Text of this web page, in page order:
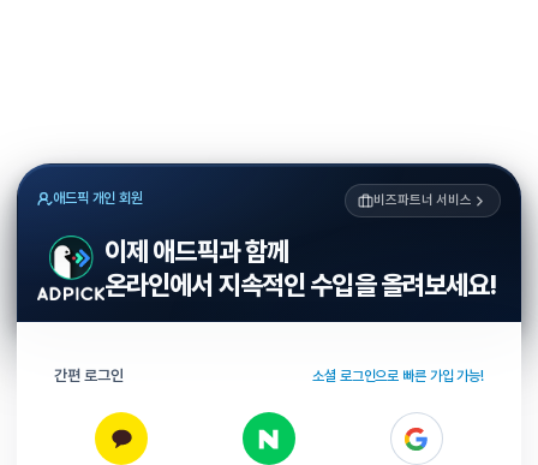
애드픽 개인 회원 비즈파트너 서비스
이제 애드픽과 함께
온라인에서 지속적인 수입을 올려보세요!
간편 로그인 소셜 로그인으로 빠른 가입 가능!